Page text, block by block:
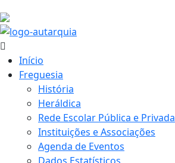
Início
Freguesia
História
Heráldica
Rede Escolar Pública e Privada
Instituições e Associações
Agenda de Eventos